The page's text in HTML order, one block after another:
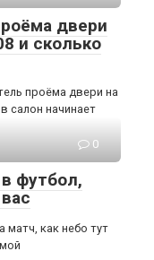
двери
и сколько
проёма двери на
салон начинает
0
футбол,
матч, как небо тут